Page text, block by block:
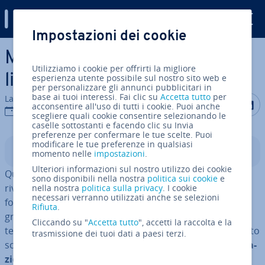
Vai al contenuto prin­ci­pa­le
Markdown: guida al semplice
lin­guag­gio di markup
La redazione di IONOS
26 mag 2023
Condividi
Indice
Quando leggiamo testi, che siano in Internet, in una
rivista o in un libro stampato, ci aspet­tia­mo un certo
formato. Le parole par­ti­co­lar­men­te im­por­tan­ti sono in
grassetto; un titolo può essere distinto dal resto del
testo a colpo d'occhio e un elenco ordinato rende il testo
scritto più chiaro. Dando per scontata questa
for­mat­ta­
zio­ne
Impostazioni dei cookie
Utilizziamo i cookie per offrirti la migliore
esperienza utente possibile sul nostro sito web e
per personalizzare gli annunci pubblicitari in
base ai tuoi interessi. Fai clic suAccetta tutto per
acconsentire all'uso di tutti i cookie. Puoi anche
scegliere quali cookie consentire selezionando le
caselle sottostanti e facendo clic su Invia
preferenze per confermare le tue scelte. Puoi
modificare le tue preferenze in qualsiasi
momento nelle impostazioni.
Ulteriori informazioni sul nostro utilizzo dei cookie
sono disponibili nella nostra politica sui cookie e
nella nostra politica sulla privacy. I cookie
necessari verranno utilizzati anche se selezioni
Rifiuta.
Cliccando su "Accetta tutto", accetti la raccolta e la
trasmissione dei tuoi dati a paesi terzi.